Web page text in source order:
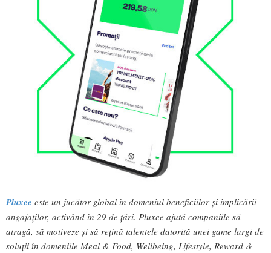
Pluxee este un jucător global în domeniul beneficiilor și implicării
angajaților, activând în 29 de țări. Pluxee ajută companiile să
atragă, să motiveze și să rețină talentele datorită unei game largi de
soluții în domeniile Meal & Food, Wellbeing, Lifestyle, Reward &